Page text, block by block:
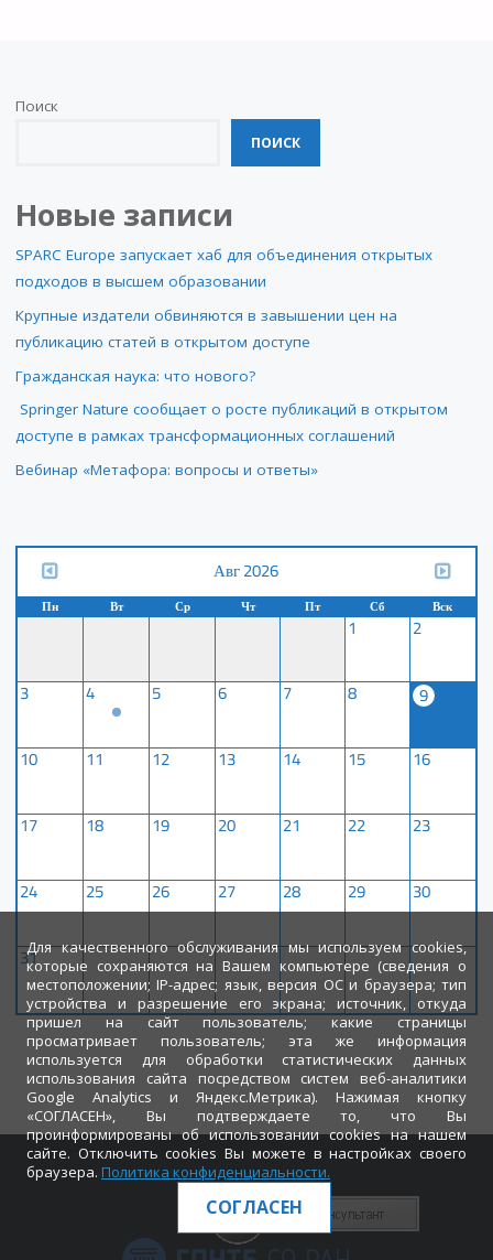
Поиск
ПОИСК
Новые записи
SPARC Europe запускает хаб для объединения открытых
подходов в высшем образовании
Крупные издатели обвиняются в завышении цен на
публикацию статей в открытом доступе
Гражданская наука: что нового?
Springer Nature сообщает о росте публикаций в открытом
доступе в рамках трансформационных соглашений
Вебинар «Метафора: вопросы и ответы»
Авг 2026
Пн Вт Ср Чт Пт Сб Вск
1 2
3 4 5 6 7 8
9
10
11 12 13 14 15 16
17 18 19 20 21 22 23
24 25 26 27 28 29 30
31Для качественного обслуживания мы используем cookies,
которые сохраняются на Вашем компьютере (сведения о
местоположении; IP-адрес; язык, версия ОС и браузера; тип
устройства и разрешение его экрана; источник, откуда
пришел на сайт пользователь; какие страницы
просматривает пользователь; эта же информация
используется для обработки статистических данных
использования сайта посредством систем веб-аналитики
Google Analytics и Яндекс.Метрика). Нажимая кнопку
«СОГЛАСЕН», Вы подтверждаете то, что Вы
проинформированы об использовании cookies на нашем
сайте. Отключить cookies Вы можете в настройках своего
браузера. Политика конфиденциальности.
СОГЛАСЕН